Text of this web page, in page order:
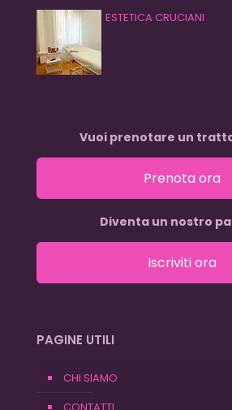
ESTETICA CRUCIANI
Vuoi prenotare un
Prenota ora
Diventa un nostro
Iscriviti ora
PAGINE UTILI
CHI SIAMO